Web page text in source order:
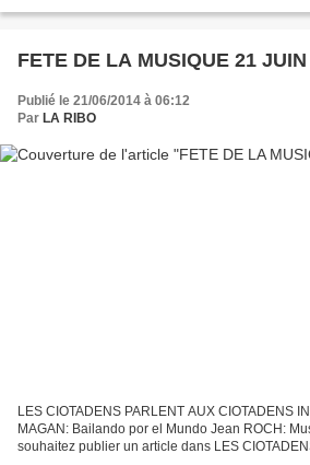
FETE DE LA MUSIQUE 21
Publié le 21/06/2014 à 06:12
Par LA RIBO
LES CIOTADENS PARLENT AUX CIOTADENS
MAGAN: Bailando por el Mundo Jean ROCH:
souhaitez publier un article dans LES